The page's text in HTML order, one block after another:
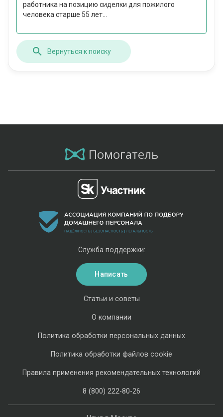
работника на позицию сиделки для пожилого
человека старше 55 лет...
Вернуться к поиску
Помогатель
Статьи и советы
О компании
Политика обработки персональных данных
Политика обработки файлов cookie
Правила применения рекомендательных технологий
8 (800) 222-80-26
Служба поддержки:
Написать